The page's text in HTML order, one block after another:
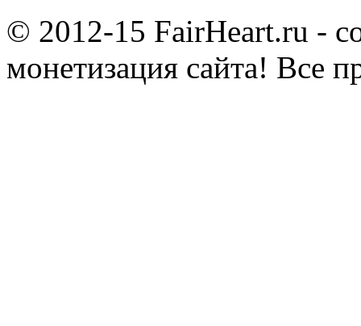
© 2012-15 FairHeart.ru -
монетизация сайта! Все